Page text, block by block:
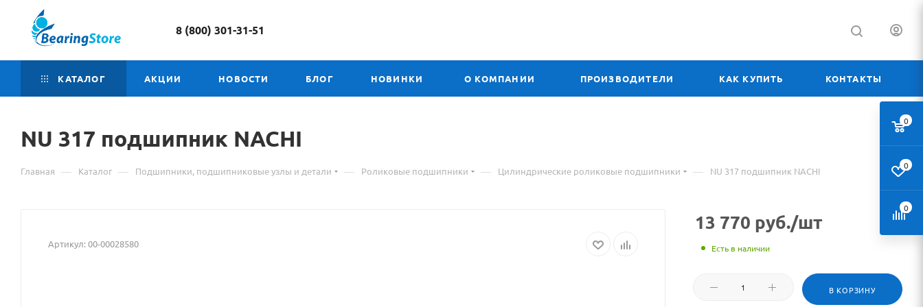
8 (800) 301-31-51
КАТАЛОГ АКЦИИ НОВОСТИ БЛОГ НОВИНКИ О КОМПАНИИ ПРОИЗВОДИТЕЛИ КАК КУПИТЬ КОНТАКТЫ
NU Материал
о
317
317 подшипник NACHI
Главная — Каталог — Подшипники, подшипниковые узлы и детали — Роликовые подшипники — Цилиндрические роликовые подшипники — NU 317 подшипник NACHI
Артикул:00-00028580
13 770 руб./шт
Есть в наличии
В КОРЗИНУ
0
0
0